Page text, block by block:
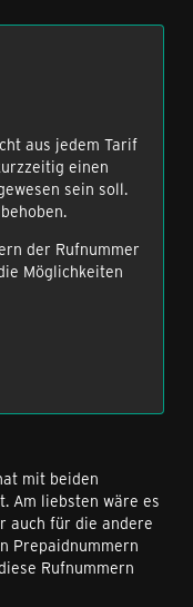
aus jedem Tarif
einen
sein soll.
der Rufnummer
Möglichkeiten
mit beiden
Am liebsten wäre es
auch für die andere
Prepaidnummern
Rufnummern